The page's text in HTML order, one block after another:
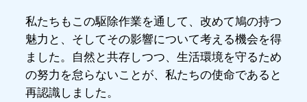
私たちもこの駆除作業を通して、改めて鳩の持つ
魅力と、そしてその影響について考える機会を得
ました。自然と共存しつつ、生活環境を守るため
の努力を怠らないことが、私たちの使命であると
再認識しました。